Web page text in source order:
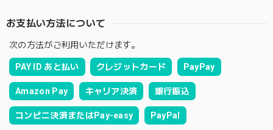
お支払い方法について
次の方法がご利用いただけます。
PAY ID あと払い クレジットカード PayPay
Amazon Pay キャリア決済 銀行振込
コンビニ決済またはPay-easy PayPal